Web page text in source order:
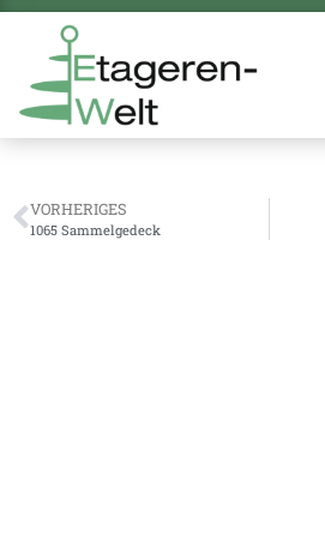
VORHERIGES
1065 Sammelgedeck